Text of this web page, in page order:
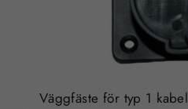
Väggfäste för typ 1 kabel